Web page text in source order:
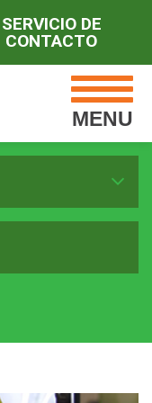
SERVICIO DE
CONTACTO
MENU